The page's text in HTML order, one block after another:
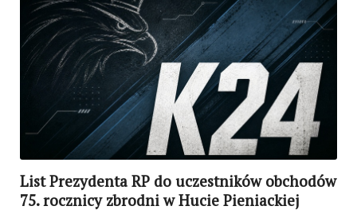
List Prezydenta RP do uczestników obchodów
75. rocznicy zbrodni w Hucie Pieniackiej